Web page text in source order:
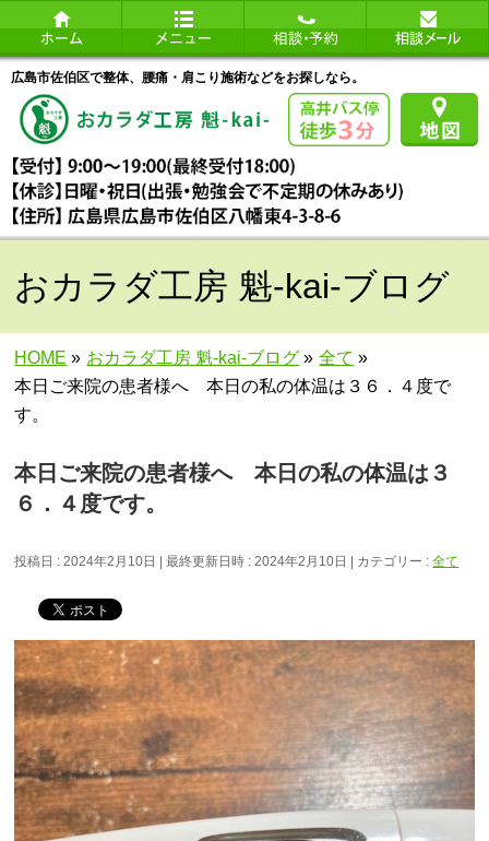
広島市佐伯区で整体、腰痛・肩こり施術などをお探しなら。
おカラダ工房 魁-kai-ブログ
HOME » おカラダ工房 魁-kai-ブログ » 全て »
本日ご来院の患者様へ 本日の私の体温は３６．４度で
す。
本日ご来院の患者様へ 本日の私の体温は３
６．４度です。
投稿日 : 2024年2月10日 最終更新日時 : 2024年2月10日 カテゴリー :全て